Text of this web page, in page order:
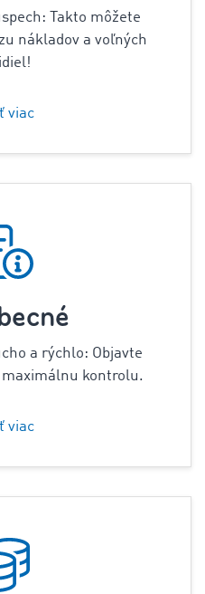
Takto môžete
nákladov a voľných
viac
a rýchlo: Objavte
kontrolu.
viac